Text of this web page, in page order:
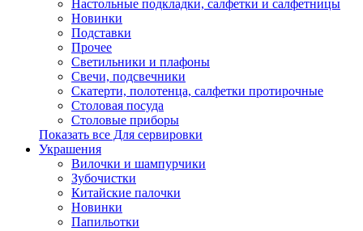
Настольные подкладки, салфетки и салфетницы
Новинки
Подставки
Прочее
Светильники и плафоны
Свечи, подсвечники
Скатерти, полотенца, салфетки протирочные
Столовая посуда
Столовые приборы
Показать все Для сервировки
Украшения
Вилочки и шампурчики
Зубочистки
Китайские палочки
Новинки
Папильотки